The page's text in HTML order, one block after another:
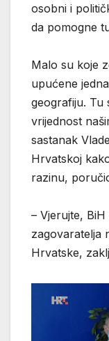
osobni i
da pomogne
Malo su koje
upućene
geografiju. Tu
vrijednost
sastanak
Hrvatskoj
razinu,
– Vjerujte,
zagovaratelja
Hrvatske,
videozapisa